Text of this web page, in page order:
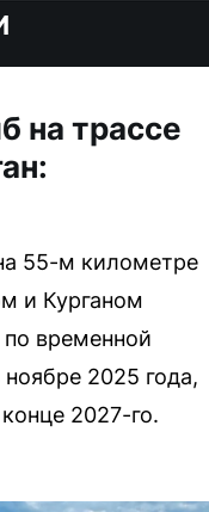
на трассе
55-м километре
и Курганом
временной
2025 года,
2027-го.